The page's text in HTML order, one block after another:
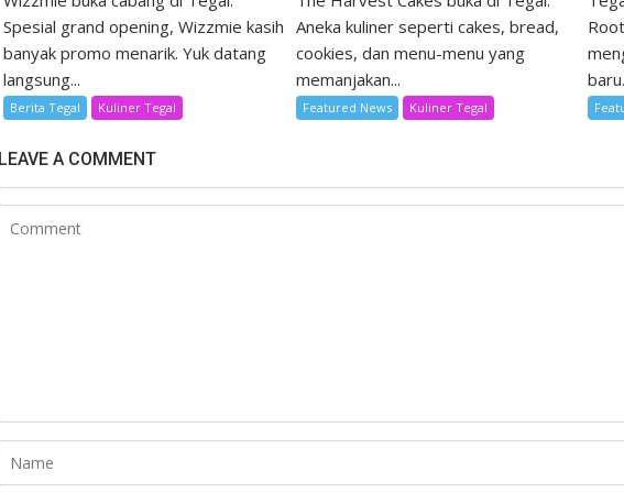
Spesial grand opening, Wizzmie kasih
banyak promo menarik. Yuk datang
langsung...
Berita Tegal Kuliner Tegal
Aneka kuliner seperti cakes, bread,
cookies, dan menu-menu yang
memanjakan...
Featured News Kuliner Tegal
LEAVE A COMMENT